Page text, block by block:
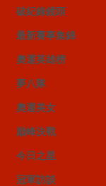
破紀錄鏡頭
最新賽事集錦
奧運英雄榜
夢八隊
奧運美女
巔峰決戰
今日之星
冠軍訪談